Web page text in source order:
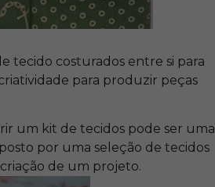
tecido costurados entre si para
para produzir peças
um kit de tecidos pode ser uma
por uma seleção de tecidos
de um projeto.